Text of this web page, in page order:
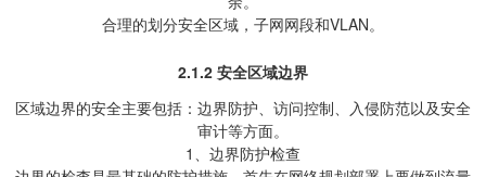
合理的划分安全区域，子网网段和VLAN。
2.1.2 安全区域边界
区域边界的安全主要包括：边界防护、访问控制、入侵防范以及安全
审计等方面。
1、边界防护检查